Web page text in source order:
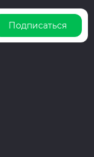
Подписаться